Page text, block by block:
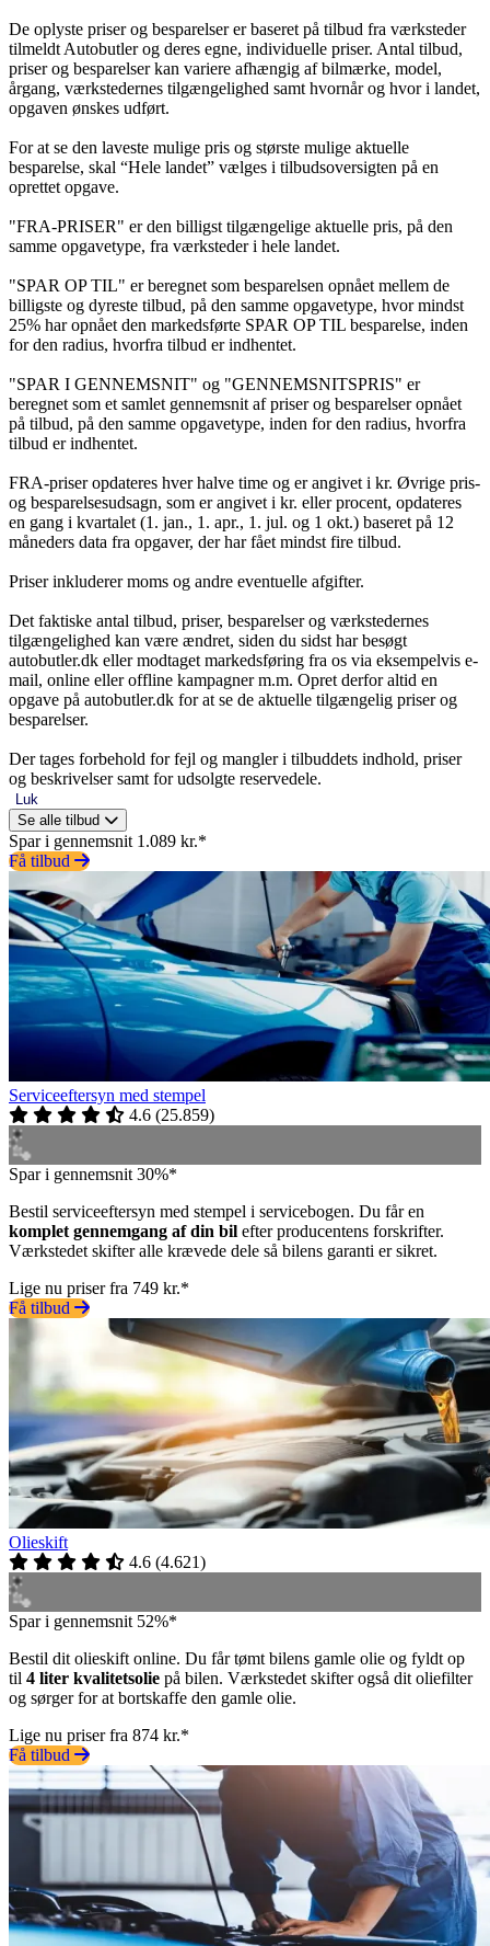
De oplyste priser og besparelser er baseret på tilbud fra værksteder
tilmeldt Autobutler og deres egne, individuelle priser. Antal tilbud,
priser og besparelser kan variere afhængig af bilmærke, model,
årgang, værkstedernes tilgængelighed samt hvornår og hvor i landet,
opgaven ønskes udført.
For at se den laveste mulige pris og største mulige aktuelle
besparelse, skal “Hele landet” vælges i tilbudsoversigten på en
oprettet opgave.
"FRA-PRISER" er den billigst tilgængelige aktuelle pris, på den
samme opgavetype, fra værksteder i hele landet.
"SPAR OP TIL" er beregnet som besparelsen opnået mellem de
billigste og dyreste tilbud, på den samme opgavetype, hvor mindst
25% har opnået den markedsførte SPAR OP TIL besparelse, inden
for den radius, hvorfra tilbud er indhentet.
"SPAR I GENNEMSNIT" og "GENNEMSNITSPRIS" er
beregnet som et samlet gennemsnit af priser og besparelser opnået
på tilbud, på den samme opgavetype, inden for den radius, hvorfra
tilbud er indhentet.
FRA-priser opdateres hver halve time og er angivet i kr. Øvrige pris-
og besparelsesudsagn, som er angivet i kr. eller procent, opdateres
en gang i kvartalet (1. jan., 1. apr., 1. jul. og 1 okt.) baseret på 12
måneders data fra opgaver, der har fået mindst fire tilbud.
Priser inkluderer moms og andre eventuelle afgifter.
Det faktiske antal tilbud, priser, besparelser og værkstedernes
tilgængelighed kan være ændret, siden du sidst har besøgt
autobutler.dk eller modtaget markedsføring fra os via eksempelvis e-
mail, online eller offline kampagner m.m. Opret derfor altid en
opgave på autobutler.dk for at se de aktuelle tilgængelig priser og
besparelser.
Der tages forbehold for fejl og mangler i tilbuddets indhold, priser
og beskrivelser samt for udsolgte reservedele.
Luk
Se alle tilbud
Spar i gennemsnit 1.089 kr.*
Få tilbud
Serviceeftersyn med stempel
4.6 (25.859)
Spar i gennemsnit 30%*
Bestil serviceeftersyn med stempel i servicebogen. Du får en
komplet gennemgang af din bil efter producentens forskrifter.
Værkstedet skifter alle krævede dele så bilens garanti er sikret.
Lige nu priser fra 749 kr.*
Få tilbud
Olieskift
4.6 (4.621)
Spar i gennemsnit 52%*
Bestil dit olieskift online. Du får tømt bilens gamle olie og fyldt op
til 4 liter kvalitetsolie på bilen. Værkstedet skifter også dit oliefilter
og sørger for at bortskaffe den gamle olie.
Lige nu priser fra 874 kr.*
Få tilbud